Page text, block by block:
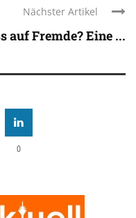
Nächster Artikel
auf Fremde? Eine ...
0